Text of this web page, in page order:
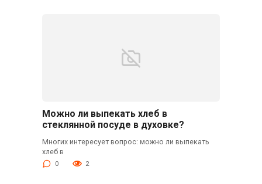
Можно ли выпекать хлеб в
стеклянной посуде в духовке?
Многих интересует вопрос: можно ли выпекать
хлеб в
0 2